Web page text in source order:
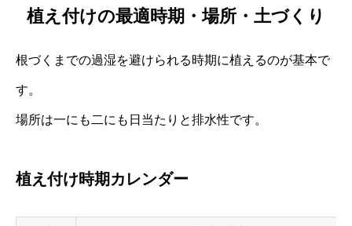
植え付けの最適時期・場所・土づくり
根づくまでの過湿を避けられる時期に植えるのが基本で
す。
場所は一にも二にも日当たりと排水性です。
植え付け時期カレンダー